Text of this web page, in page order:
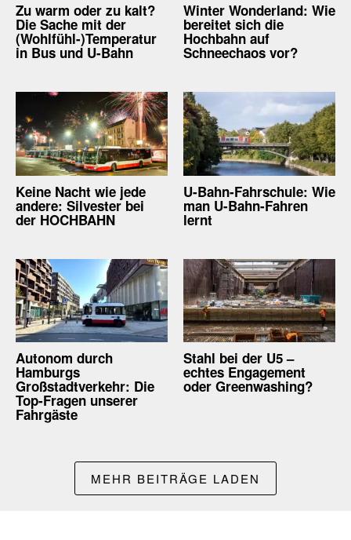
Zu warm oder zu kalt?
Die Sache mit der
(Wohlfühl-)Temperatur
in Bus und U-Bahn
Winter Wonderland: Wie
bereitet sich die
Hochbahn auf
Schneechaos vor?
Keine Nacht wie jede
andere: Silvester bei
der HOCHBAHN
U-Bahn-Fahrschule: Wie
man U-Bahn-Fahren
lernt
Autonom durch
Hamburgs
Großstadtverkehr: Die
Top-Fragen unserer
Fahrgäste
Stahl bei der U5 –
echtes Engagement
oder Greenwashing?
MEHR BEITRÄGE LADEN